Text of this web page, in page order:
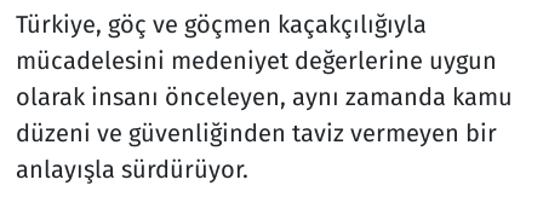
Türkiye, göç ve göçmen kaçakçılığıyla
mücadelesini medeniyet değerlerine uygun
olarak insanı önceleyen, aynı zamanda kamu
düzeni ve güvenliğinden taviz vermeyen bir
anlayışla sürdürüyor.
Seçim 2023
Spor
Teknoloji ve Bilim